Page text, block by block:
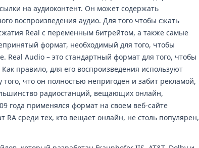
на аудиоконтент. Он может содержать
воспроизведения аудио. Для того чтобы сжать
Real с переменным битрейтом, а также самые
формат, необходимый для того, чтобы
Real Audio – это стандартный формат для того, чтобы
правило, для его воспроизведения используют
что он полностью непригоден и забит рекламой,
радиостанций, вещающих онлайн,
года применялся формат на своем веб-сайте
среди тех, кто вещает онлайн, не столь популярен,